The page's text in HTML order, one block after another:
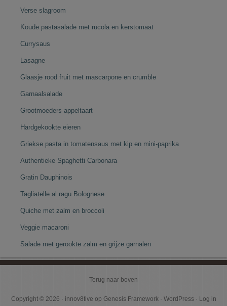
Verse slagroom
Koude pastasalade met rucola en kerstomaat
Currysaus
Lasagne
Glaasje rood fruit met mascarpone en crumble
Garnaalsalade
Grootmoeders appeltaart
Hardgekookte eieren
Griekse pasta in tomatensaus met kip en mini-paprika
Authentieke Spaghetti Carbonara
Gratin Dauphinois
Tagliatelle al ragu Bolognese
Quiche met zalm en broccoli
Veggie macaroni
Salade met gerookte zalm en grijze garnalen
Terug naar boven
Copyright © 2026 · innov8tive op Genesis Framework· WordPress· Log in